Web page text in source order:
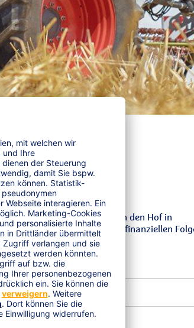
how, und sie verlassen den Hof in
Kunden eintrifft. Vor den finanziellen